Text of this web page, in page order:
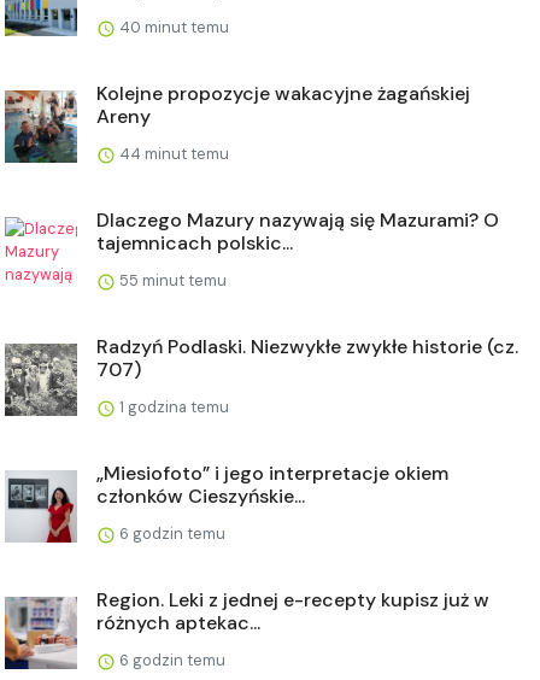
40 minut temu
Kolejne propozycje wakacyjne żagańskiej
Areny
44 minut temu
Dlaczego Mazury nazywają się Mazurami? O
tajemnicach polskic...
55 minut temu
Radzyń Podlaski. Niezwykłe zwykłe historie (cz.
707)
1 godzina temu
„Miesiofoto” i jego interpretacje okiem
członków Cieszyńskie...
6 godzin temu
Region. Leki z jednej e-recepty kupisz już w
różnych aptekac...
6 godzin temu